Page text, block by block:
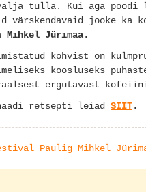
tulla. Kui aga poodi
jooke ka
Mihkel Jürimaa.
kohvist on
koosluseks
ergutavast
retsepti leiad SIIT.
Paulig Mihkel